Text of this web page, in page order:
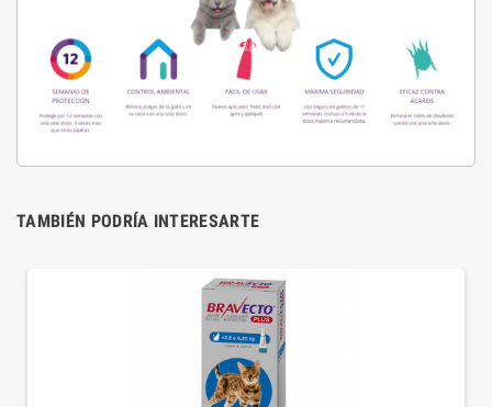
TAMBIÉN PODRÍA INTERESARTE